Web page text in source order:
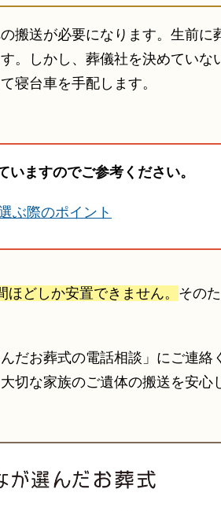
送が必要になります。生前に
。しかし、葬儀社を決めていな
寝台車を手配します。
ますのでご参考ください。
ぶ際のポイント
ほどしか安置できません。 その
だお葬式の電話相談」にご連絡
な家族のご遺体の搬送を安心